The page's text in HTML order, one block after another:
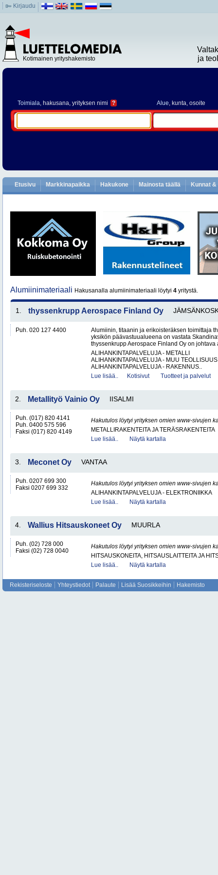
Kirjaudu
Kotimainen yrityshakemisto
ja
Toimiala, hakusana, yrityksen nimi ? Alue, kunta, osoite
Etusivu Markkinapaikka Hakukone Mainosta täällä Kunnat
Alumiinimateriaali Hakusanalla alumiinimateriaali löytyi 4 yritystä.
1. thyssenkrupp Aerospace Finland Oy
Puh. 020 127 4400
Alumiinin, titaanin ja erikoisteräksen toimittaja
yksikön päävastuualueena on vastata
thyssenkrupp Aerospace Finland Oy on johtava
ALIHANKINTAPALVELUJA - METALLI
ALIHANKINTAPALVELUJA - MUU TEOLLISUUS
ALIHANKINTAPALVELUJA - RAKENNUS..
Lue lisää..
Kotisivut Tuotteet ja palvelut
2. Metallityö Vainio Oy IISALMI
Puh. (017) 820 4141
Puh. 0400 575 596
Faksi (017) 820 4149
Hakutulos löytyi yrityksen omien www-sivujen
METALLIRAKENTEITA JA TERÄSRAKENTEITA
Lue lisää..
Näytä kartalla
3. Meconet Oy VANTAA
Puh. 0207 699 300
Faksi 0207 699 332
Hakutulos löytyi yrityksen omien www-sivujen
ALIHANKINTAPALVELUJA - ELEKTRONIIKKA
Lue lisää..
Näytä kartalla
4. Wallius Hitsauskoneet Oy MUURLA
Puh. (02) 728 000
Faksi (02) 728 0040
Hakutulos löytyi yrityksen omien www-sivujen
HITSAUSKONEITA, HITSAUSLAITTEITA JA
Lue lisää..
Näytä kartalla
Rekisteriseloste Yhteystiedot Palaute Lisää Suosikkeihin Hakemisto